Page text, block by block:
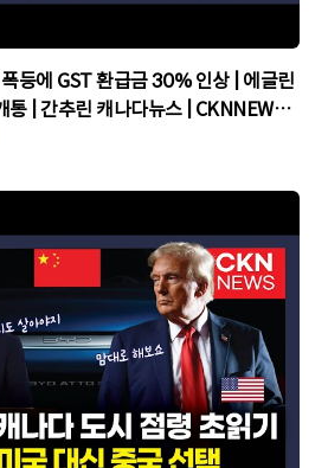
에 GST 환급금 30% 인상 | 에글린
통 | 간추린 캐나다뉴스 | CKNNEWS,